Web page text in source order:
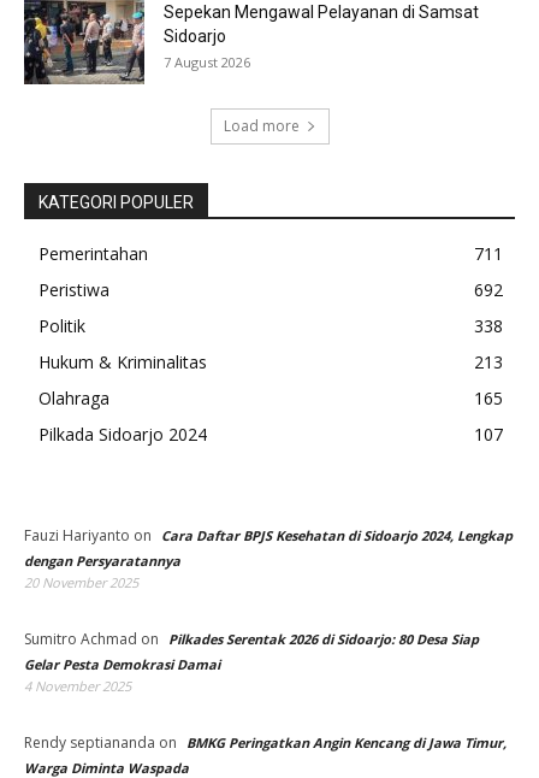
Sepekan Mengawal Pelayanan di Samsat
Sidoarjo
7 August 2026
Load more
KATEGORI POPULER
Pemerintahan
711
Peristiwa
692
Politik
338
Hukum & Kriminalitas
213
Olahraga
165
Pilkada Sidoarjo 2024
107
Fauzi Hariyanto on
Cara Daftar BPJS Kesehatan di Sidoarjo 2024, Lengkap
dengan Persyaratannya
20 November 2025
Sumitro Achmad on
Pilkades Serentak 2026 di Sidoarjo: 80 Desa Siap
Gelar Pesta Demokrasi Damai
4 November 2025
Rendy septiananda on
BMKG Peringatkan Angin Kencang di Jawa Timur,
Warga Diminta Waspada